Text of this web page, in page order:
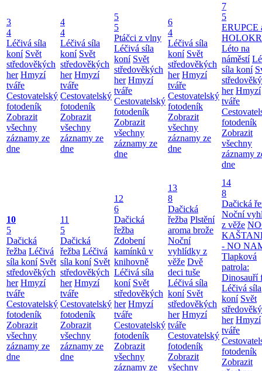
3
4
Léčivá síla
koní Svět
středověkých
her Hmyzí
tváře
Cestovatelský
fotodeník
Zobrazit
všechny
záznamy ze
dne
4
4
Léčivá síla
koní Svět
středověkých
her Hmyzí
tváře
Cestovatelský
fotodeník
Zobrazit
všechny
záznamy ze
dne
5
5
Ptáčci z vlny
Léčivá síla
koní Svět
středověkých
her Hmyzí
tváře
Cestovatelský
fotodeník
Zobrazit
všechny
záznamy ze
dne
6
4
Léčivá síla
koní Svět
středověkých
her Hmyzí
tváře
Cestovatelský
fotodeník
Zobrazit
všechny
záznamy ze
dne
7
5
ERUPCE
Léto na
náměstí
síla koní
her Hmyzí
tváře
fotodeník
Zobrazit
všechny
záznamy
dne
10
5
Dačická
řežba Léčivá
síla koní Svět
středověkých
her Hmyzí
tváře
Cestovatelský
fotodeník
Zobrazit
všechny
záznamy ze
dne
11
5
Dačická
řežba Léčivá
síla koní Svět
středověkých
her Hmyzí
tváře
Cestovatelský
fotodeník
Zobrazit
všechny
záznamy ze
dne
12
6
Dačická
řežba
Zdobení
kamínků v
knihovně
Léčivá síla
koní Svět
středověkých
her Hmyzí
tváře
Cestovatelský
fotodeník
Zobrazit
všechny
záznamy ze
13
8
Dačická
řežba Plstění
aroma brože
Noční
vyhlídky z
věže Dvě
deci tuše
Léčivá síla
koní Svět
středověkých
her Hmyzí
tváře
Cestovatelský
fotodeník
Zobrazit
všechny
14
8
Dačická
Noční
z věže
- NO
Tlapková
patrola:
Dinosauří
Léčivá síla
koní Svět
her Hmyzí
tváře
fotodeník
Zobrazit